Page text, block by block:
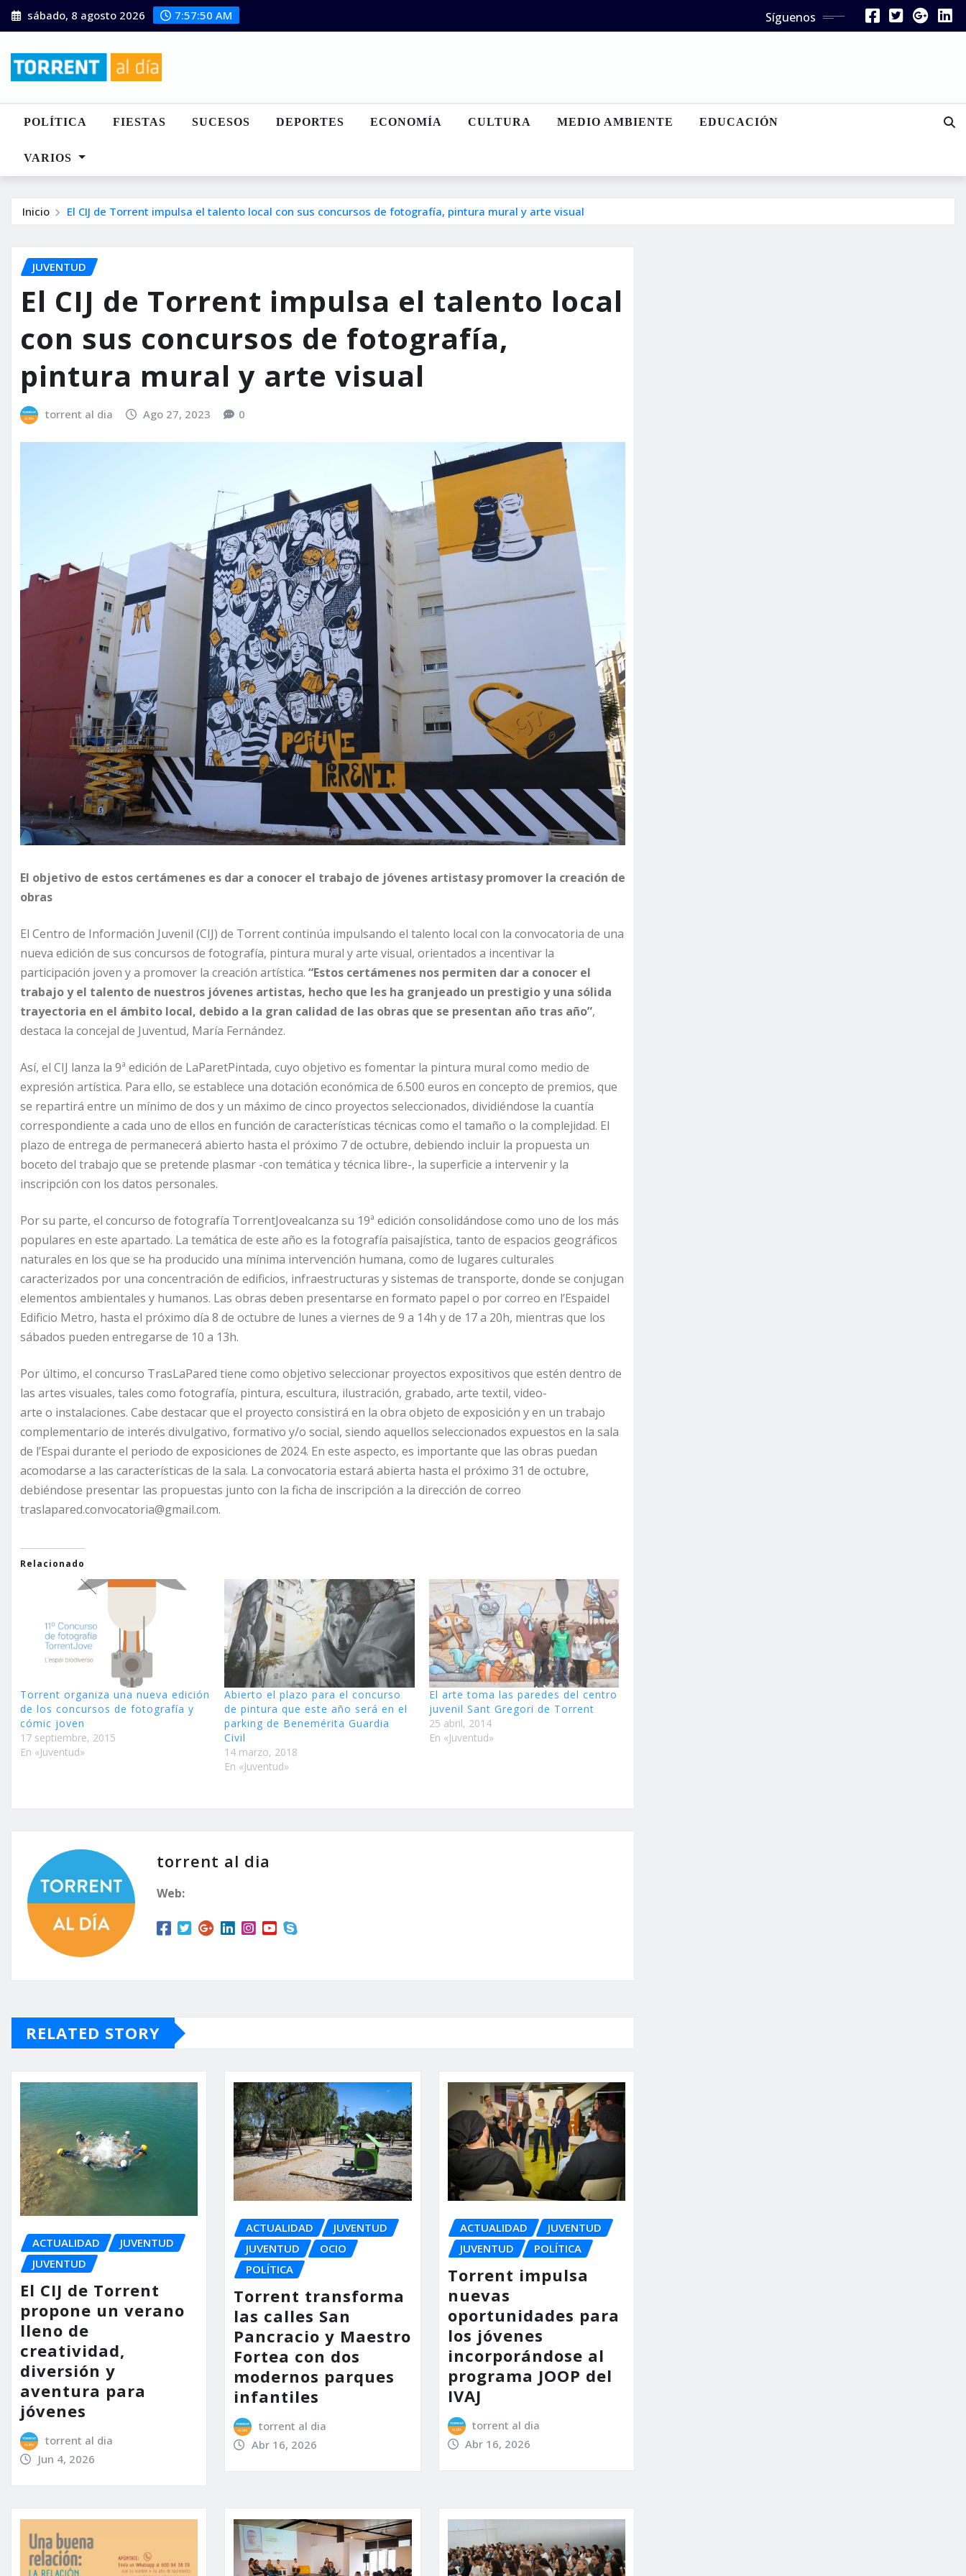
Saltar
al
sábado, 8 agosto 2026 7:57:51 AM Síguenos
POLÍTICA FIESTAS SUCESOS DEPORTES ECONOMÍA CULTURA MEDIO AMBIENTE EDUCACIÓN
VARIOS
Inicio El CIJ de Torrent impulsa el talento local con sus concursos de fotografía, pintura mural y arte visual
JUVENTUD
El CIJ de Torrent impulsa el talento local
con sus concursos de fotografía,
pintura mural y arte visual
torrent al dia Ago 27, 2023 0
El objetivo de estos certámenes es dar a conocer el trabajo de jóvenes artistasy promover la creación de
obras
El Centro de Información Juvenil (CIJ) de Torrent continúa impulsando el talento local con la convocatoria de una
nueva edición de sus concursos de fotografía, pintura mural y arte visual, orientados a incentivar la
participación joven y a promover la creación artística. “Estos certámenes nos permiten dar a conocer el
trabajo y el talento de nuestros jóvenes artistas, hecho que les ha granjeado un prestigio y una sólida
trayectoria en el ámbito local, debido a la gran calidad de las obras que se presentan año tras año”,
destaca la concejal de Juventud, María Fernández.
Así, el CIJ lanza la 9ª edición de LaParetPintada, cuyo objetivo es fomentar la pintura mural como medio de
expresión artística. Para ello, se establece una dotación económica de 6.500 euros en concepto de premios, que
se repartirá entre un mínimo de dos y un máximo de cinco proyectos seleccionados, dividiéndose la cuantía
correspondiente a cada uno de ellos en función de características técnicas como el tamaño o la complejidad. El
plazo de entrega de permanecerá abierto hasta el próximo 7 de octubre, debiendo incluir la propuesta un
boceto del trabajo que se pretende plasmar -con temática y técnica libre-, la superficie a intervenir y la
inscripción con los datos personales.
Por su parte, el concurso de fotografía TorrentJovealcanza su 19ª edición consolidándose como uno de los más
populares en este apartado. La temática de este año es la fotografía paisajística, tanto de espacios geográficos
naturales en los que se ha producido una mínima intervención humana, como de lugares culturales
caracterizados por una concentración de edificios, infraestructuras y sistemas de transporte, donde se conjugan
elementos ambientales y humanos. Las obras deben presentarse en formato papel o por correo en l’Espaidel
Edificio Metro, hasta el próximo día 8 de octubre de lunes a viernes de 9 a 14h y de 17 a 20h, mientras que los
sábados pueden entregarse de 10 a 13h.
Por último, el concurso TrasLaPared tiene como objetivo seleccionar proyectos expositivos que estén dentro de
las artes visuales, tales como fotografía, pintura, escultura, ilustración, grabado, arte textil, video-
arte o instalaciones. Cabe destacar que el proyecto consistirá en la obra objeto de exposición y en un trabajo
complementario de interés divulgativo, formativo y/o social, siendo aquellos seleccionados expuestos en la sala
de l’Espai durante el periodo de exposiciones de 2024. En este aspecto, es importante que las obras puedan
acomodarse a las características de la sala. La convocatoria estará abierta hasta el próximo 31 de octubre,
debiéndose presentar las propuestas junto con la ficha de inscripción a la dirección de correo
traslapared.convocatoria@gmail.com.
Relacionado
Torrent organiza una nueva edición
de los concursos de fotografía y
cómic joven
17 septiembre, 2015
En «Juventud»
Abierto el plazo para el concurso
de pintura que este año será en el
parking de Benemérita Guardia
Civil
14 marzo, 2018
En «Juventud»
El arte toma las paredes del centro
juvenil Sant Gregori de Torrent
25 abril, 2014
En «Juventud»
torrent al dia
Web:
RELATED STORY
ACTUALIDAD
JUVENTUD
JUVENTUD
El CIJ de Torrent
propone un verano
lleno de
creatividad,
diversión y
aventura para
jóvenes
torrent al dia
Jun 4, 2026
ACTUALIDAD
JUVENTUD
JUVENTUD
OCIO
POLÍTICA
Torrent transforma
las calles San
Pancracio y Maestro
Fortea con dos
modernos parques
infantiles
torrent al dia
Abr 16, 2026
ACTUALIDAD
JUVENTUD
JUVENTUD
POLÍTICA
Torrent impulsa
nuevas
oportunidades para
los jóvenes
incorporándose al
programa JOOP del
IVAJ
torrent al dia
Abr 16, 2026